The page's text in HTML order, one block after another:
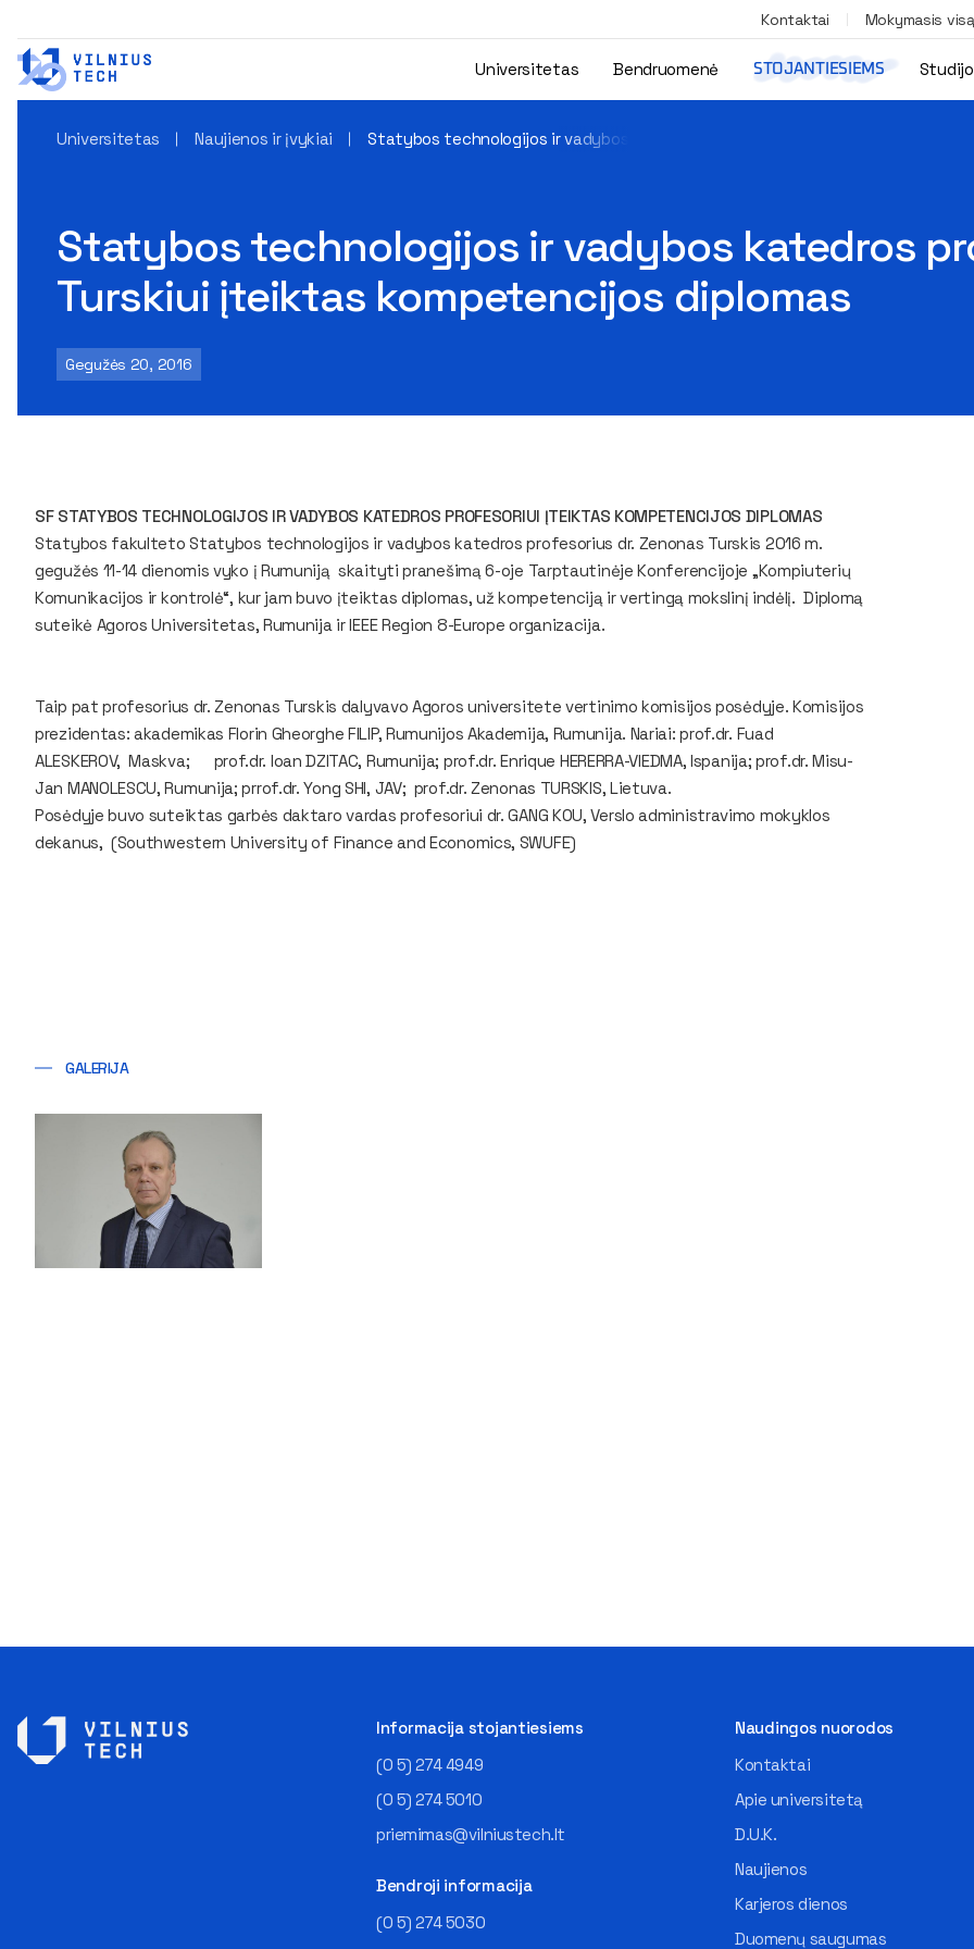
Kontaktai Mokymasis
Universitetas Bendruomenė STOJANTIESIEMS
Universitetas Naujienos ir įvykiai Statybos technologijos ir vadybos katedros profesoriui dr. Zenonui Turskiui
Statybos technologijos ir vadybos katedros
Turskiui įteiktas kompetencijos diplomas
Gegužės 20, 2016
SF STATYBOS TECHNOLOGIJOS IR VADYBOS KATEDROS PROFESORIUI ĮTEIKTAS KOMPETENCIJOS DIPLOMAS
Statybos fakulteto Statybos technologijos ir vadybos katedros profesorius dr. Zenonas Turskis 2016 m.
gegužės 11-14 dienomis vyko į Rumuniją skaityti pranešimą 6-oje Tarptautinėje Konferencijoje „Kompiuterių
Komunikacijos ir kontrolė“, kur jam buvo įteiktas diplomas, už kompetenciją ir vertingą mokslinį indėlį. Diplomą
suteikė Agoros Universitetas, Rumunija ir IEEE Region 8-Europe organizacija.
Taip pat profesorius dr. Zenonas Turskis dalyvavo Agoros universitete vertinimo komisijos posėdyje.Komisijos
prezidentas: akademikas Florin Gheorghe FILIP, Rumunijos Akademija, Rumunija. Nariai: prof.dr. Fuad
ALESKEROV, Maskva;
prof.dr. Ioan DZITAC, Rumunija; prof.dr. Enrique HERERRA-VIEDMA, Ispanija; prof.dr. Misu-
Jan MANOLESCU, Rumunija; prrof.dr. Yong SHI, JAV; prof.dr. Zenonas TURSKIS, Lietuva.
Posėdyje buvo suteiktas garbės daktaro vardas profesoriui dr. GANG KOU, Verslo administravimo mokyklos
dekanus, (Southwestern University of Finance and Economics, SWUFE)
GALERIJA
Informacija stojantiesiems
(0 5) 274 4949
(0 5) 274 5010
priemimas@vilniustech.lt
Bendroji informacija
(0 5) 274 5030
Naudingos nuorodos
Kontaktai
Apie universitetą
D.U.K.
Naujienos
Karjeros dienos
Duomenų saugumas